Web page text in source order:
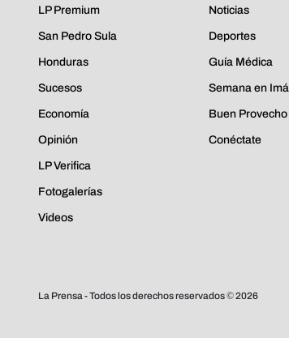
LP Premium
San Pedro Sula
Honduras
Sucesos
Economía
Opinión
LP Verifica
Fotogalerías
Videos
Noticias
Deportes
Guía Médica
Semana en
Buen Provecho
Conéctate
La Prensa - Todos los derechos reservados ©2026